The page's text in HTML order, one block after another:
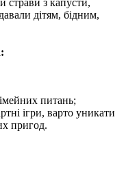
дітям, бідним,
питань;
ігри, варто уникати
пригод.